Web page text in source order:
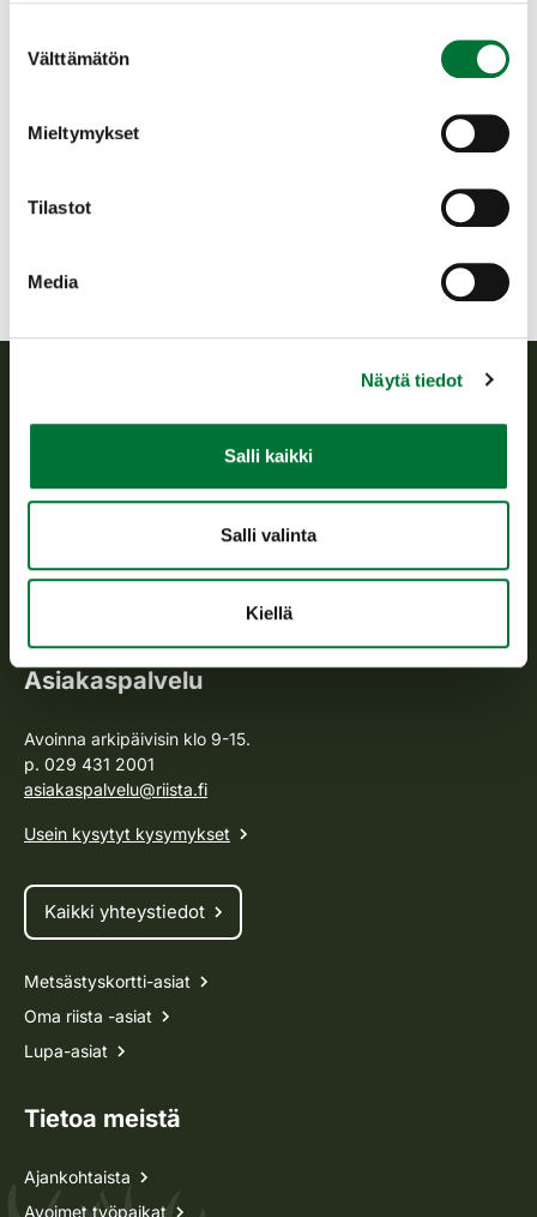
valinta
Välttämätön
Mieltymykset
Tilastot
Media
Näytä tiedot
Salli kaikki
Salli valinta
Kiellä
050 5503357
Toiminnanohjaaja Hannu Ahtinen 050-
Suomen riistakeskus
Suomen riistakeskus edistää kestävää riistataloutta, tukee
riistanhoitoyhdistysten toimintaa ja huolehtii riistapolitiikan
toimeenpanosta sekä vastaa sille säädetyistä julkisista
Asiakaspalvelu
Avoinna arkipäivisin klo 9-15.
p. 029 431 2001
asiakaspalvelu@riista.fi
Usein kysytyt kysymykset
Kaikki yhteystiedot
Metsästyskortti-asiat
Oma riista -asiat
Lupa-asiat
Tietoa meistä
Ajankohtaista
Avoimet työpaikat